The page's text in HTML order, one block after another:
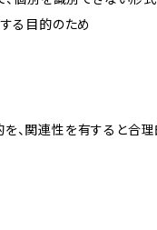
る目的のため
を、関連性を有すると